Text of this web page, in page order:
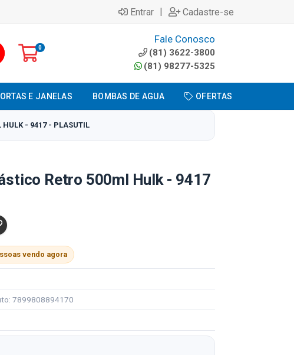
Entrar | Cadastre-se
0
Fale Conosco
(81) 3622-3800
(81) 98277-5325
E JANELAS BOMBAS DE AGUA OFERTAS
HULK - 9417 - PLASUTIL
Retro 500ml Hulk - 9417
vendo agora
7899808894170